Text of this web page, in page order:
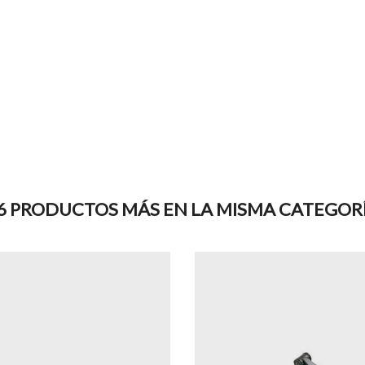
PRODUCTOS MÁS EN LA MISMA